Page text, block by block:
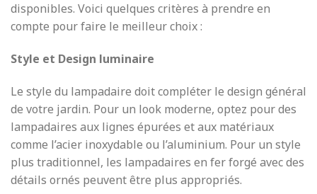
disponibles. Voici quelques critères à prendre en
compte pour faire le meilleur choix :
Style et Design luminaire
Le style du lampadaire doit compléter le design général
de votre jardin. Pour un look moderne, optez pour des
lampadaires aux lignes épurées et aux matériaux
comme l’acier inoxydable ou l’aluminium. Pour un style
plus traditionnel, les lampadaires en fer forgé avec des
détails ornés peuvent être plus appropriés.